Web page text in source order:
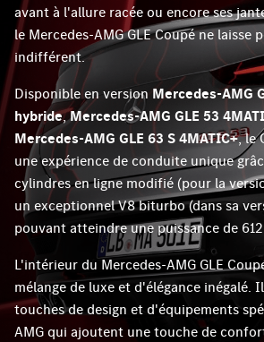
avant à l'allure racée ou encore ses
le Mercedes-AMG GLE Coupé ne laisse
indifférent.
Disponible en version Mercedes-AMG
hybride,Mercedes-AMG GLE 53
Mercedes-AMG GLE 63 S 4MATIC+, le
une expérience de conduite unique
cylindres en ligne modifié (pour la
un exceptionnel V8 biturbo (dans sa
pouvant atteindre une puissance de
L'intérieur du Mercedes-AMG GLE
mélange de luxe et d'élégance inégalé.
touches de design et d'équipements
AMG qui ajoutent une touche de